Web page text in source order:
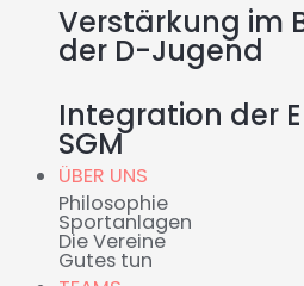
Verstärkung im
der D-Jugend
Integration der
SGM
ÜBER UNS
Philosophie
Sportanlagen
Die Vereine
Gutes tun